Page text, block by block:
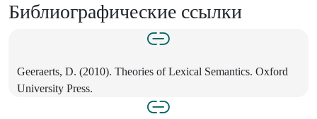
Библиографические ссылки
Geeraerts, D. (2010). Theories of Lexical Semantics. Oxford
University Press.